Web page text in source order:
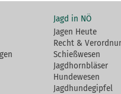
Jagd in NÖ
Jagen Heute
Recht &
Schießwesen
Jagdhornbläser
Hundewesen
Jagdhundegipfel